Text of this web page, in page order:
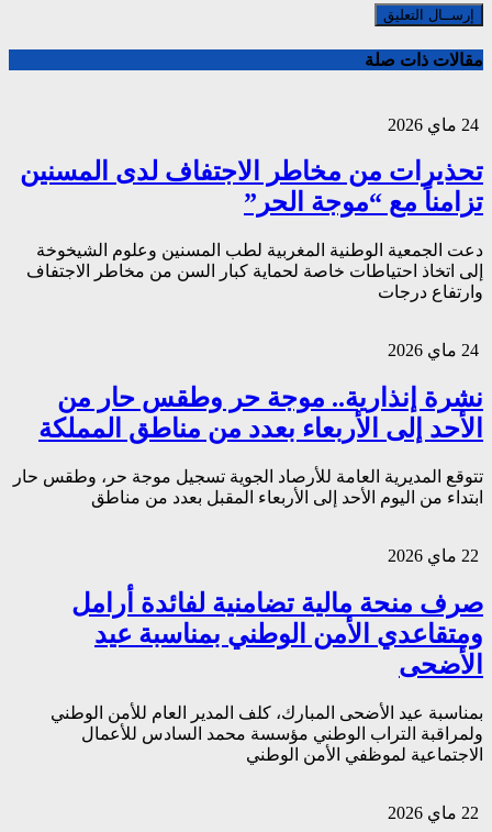
مقالات ذات صلة
تحذيرات من مخاطر الاجتفاف لدى المسنين
تزامناً مع “موجة الحر”
دعت الجمعية الوطنية المغربية لطب المسنين وعلوم الشيخوخة
إلى اتخاذ احتياطات خاصة لحماية كبار السن من مخاطر الاجتفاف
وارتفاع درجات
نشرة إنذارية.. موجة حر وطقس حار من
الأحد إلى الأربعاء بعدد من مناطق المملكة
تتوقع المديرية العامة للأرصاد الجوية تسجيل موجة حر، وطقس حار
ابتداء من اليوم الأحد إلى الأربعاء المقبل بعدد من مناطق
صرف منحة مالية تضامنية لفائدة أرامل
ومتقاعدي الأمن الوطني بمناسبة عيد
الأضحى
بمناسبة عيد الأضحى المبارك، كلف المدير العام للأمن الوطني
ولمراقبة التراب الوطني مؤسسة محمد السادس للأعمال
الاجتماعية لموظفي الأمن الوطني